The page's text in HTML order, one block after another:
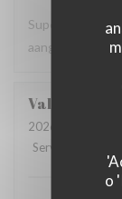
o
Super
aangenaam
Valerie
2026-08-06
-
Servizio